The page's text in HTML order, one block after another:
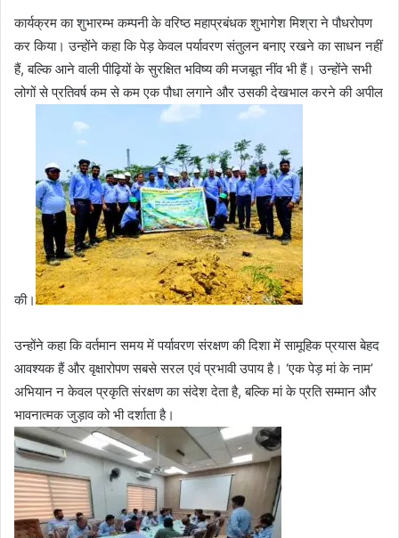
कार्यक्रम का शुभारम्भ कम्पनी के वरिष्ठ महाप्रबंधक शुभागेश मिश्रा ने पौधरोपण
कर किया। उन्होंने कहा कि पेड़ केवल पर्यावरण संतुलन बनाए रखने का साधन नहीं
हैं, बल्कि आने वाली पीढ़ियों के सुरक्षित भविष्य की मजबूत नींव भी हैं। उन्होंने सभी
लोगों से प्रतिवर्ष कम से कम एक पौधा लगाने और उसकी देखभाल करने की अपील
की।
उन्होंने कहा कि वर्तमान समय में पर्यावरण संरक्षण की दिशा में सामूहिक प्रयास बेहद
आवश्यक हैं और वृक्षारोपण सबसे सरल एवं प्रभावी उपाय है। ‘एक पेड़ मां के नाम’
अभियान न केवल प्रकृति संरक्षण का संदेश देता है, बल्कि मां के प्रति सम्मान और
भावनात्मक जुड़ाव को भी दर्शाता है।